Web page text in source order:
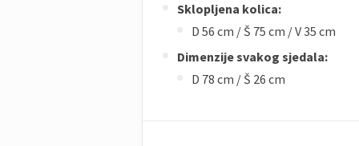
Sklopljena kolica:
D 56 cm / Š 75 cm / V 35 cm
Dimenzije svakog sjedala:
D 78 cm / Š 26 cm